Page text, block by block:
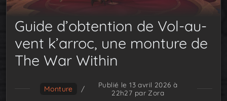
Guide d’obtention de Vol-au-
vent k’arroc, une monture de
The War Within
Monture /
Publié le 13 avril 2026 à
22h27 par Zora